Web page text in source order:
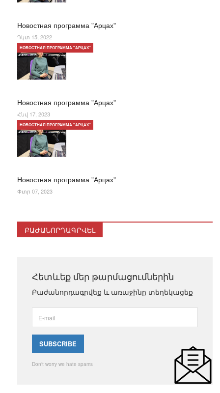
Новостная программа "Арцах"
Դկտ 15, 2022
Новостная программа "Арцах"
НОВОСТНАЯ ПРОГРАММА "АРЦАХ"
Հնվ 17, 2023
Новостная программа "Арцах"
НОВОСТНАЯ ПРОГРАММА "АРЦАХ"
Փտր 07, 2023
ԲԱԺԱՆՈՐԴԱԳՐՎԵԼ
Հետևեք մեր թարմացումներին
Բաժանորդագրվեք և առաջինը տեղեկացեք
Don't worry we hate spams